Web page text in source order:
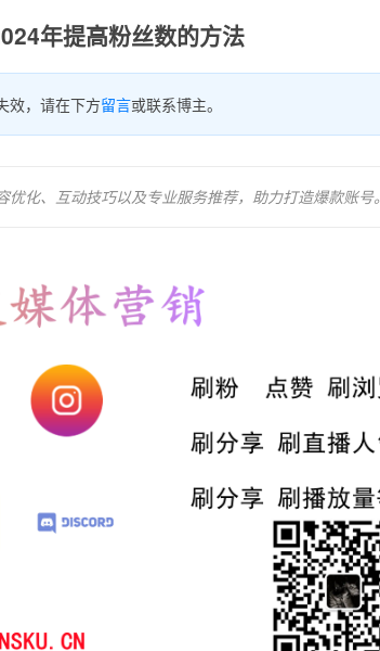
年提高粉丝数的方法
效，请在下方留言或联系博主。
化、互动技巧以及专业服务推荐，助力打造爆款账号。